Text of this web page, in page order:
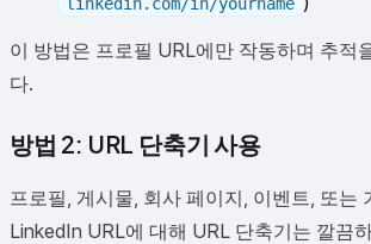
이 방법은 프로필 URL에만 작동하며 추적
다.
방법 2: URL 단축기 사용
프로필, 게시물, 회사 페이지, 이벤트, 또는
LinkedIn URL에 대해 URL 단축기는 깔끔